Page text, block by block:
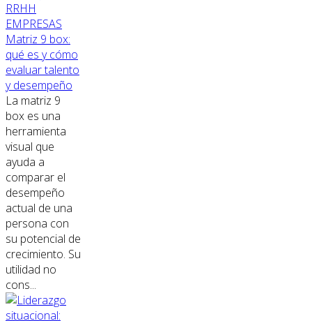
RRHH
EMPRESAS
Matriz 9 box:
qué es y cómo
evaluar talento
y desempeño
La matriz 9
box es una
herramienta
visual que
ayuda a
comparar el
desempeño
actual de una
persona con
su potencial de
crecimiento. Su
utilidad no
cons...